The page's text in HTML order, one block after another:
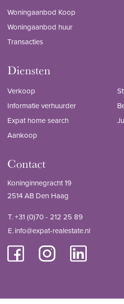
Woningaanbod Koop
Woningaanbod huur
Transacties
Diensten
Verkoop
Informatie verhuurder
Expat home search
Aankoop
Contact
Koninginnegracht 19
2514 AB Den Haag
T.+31 (0)70 - 212 25 89
E.info@expat-realestate.nl